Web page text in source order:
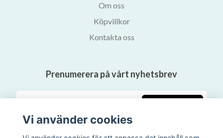
Om oss
Köpvillkor
Kontakta oss
Prenumerera på vårt nyhetsbrev
Vi använder cookies